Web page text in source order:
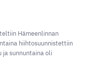
Hämeenlinnan
hiihtosuunnistettiin
sunnuntaina oli